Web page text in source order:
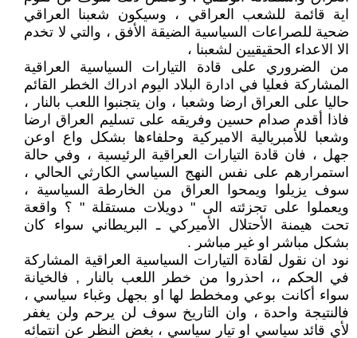
اية قائمة للشعب العراقي ، وسيكون شعبنا العراقي
ضحية للصراعات السياسية الضيقة الأفق ، والتي لا تخدم
الا الاعداء الحقيقيين لشعبنا ،
من الضروري على قادة التيارات السياسية العراقية
المشاركة فعليا في ادارة البلاد اليوم ادراك الخطر القائم
حاليا على العراق ارضا وشعبا ، وان يتجنبوا اللعب بالنار ،
فاذا أقدم صدام حسين وفريقه على تسليم العراق ارضا
وشعبا للأمبريالية الاميركية وحلفاءها بشكل واع اوعن
جهل ، فان قادة التيارات العراقية الرئيسية ، وفي حالة
استمرارهم على نفس النهج السياسي الكارثي الحالي ،
سوف يزيلوا ويمحوا العراق من الخارطة السياسية ،
ويعملوا على تجزئته الى " دويلات مستقلة " ؟ واقعة
تحت هيمنة الأحتلال الأميركي ـ البريطاني سواء كان
بشكل مباشر او غير مباشر .
نود ان نقول لقادة التيارات السياسية العراقية المشاركة
في الحكم ،، احذروا من خطر اللعب بالنار , فالخيانة
سواء أكانت بوعي ومخطط لها او بجهل وغباء سياسي ،
فالنتيجة واحدة ، وان التاريخ سوف لن يرحم ولن يغفر
لأي قائد سياسي او تيار سياسي ، بغض النظر عن انتمائه